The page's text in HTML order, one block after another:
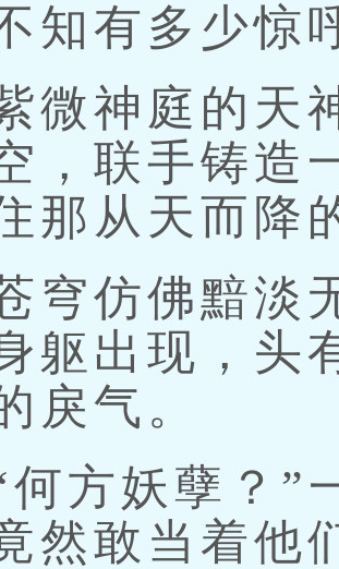
知有多少惊
神庭的天神
，联手铸造
那从天而降
仿佛黯淡无
躯出现，头
戾气。
妖孽？”
然敢当着他